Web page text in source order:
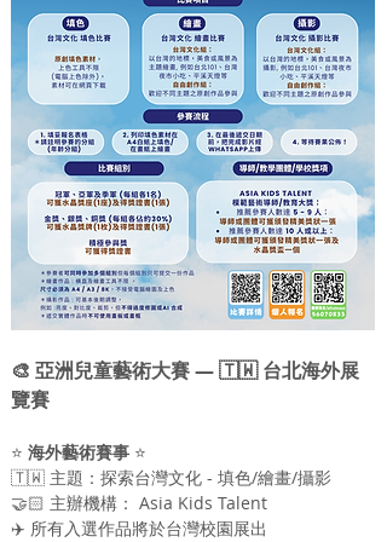
🎨 亞洲兒童藝術大賽 — 🇹🇼 台北海外展
覽賽
⭐️ 海外藝術賽事 ⭐️
🇹🇼 主題：探索台灣文化 - 填色/繪畫/攝影
🤝🏻 主辦機構： Asia Kids Talent
✈️ 所有入選作品將於台灣校園展出